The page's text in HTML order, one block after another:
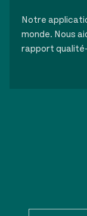
Notre
monde. Nous
rapport